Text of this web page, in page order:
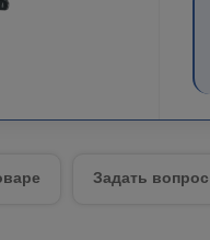
Задать вопрос